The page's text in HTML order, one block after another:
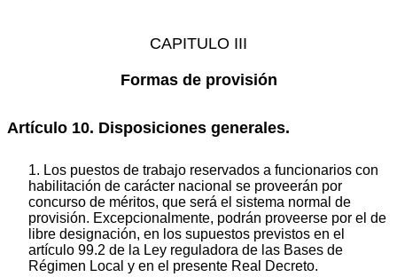
CAPITULO III
Formas de provisión
Artículo 10. Disposiciones generales.
1. Los puestos de trabajo reservados a funcionarios con
habilitación de carácter nacional se proveerán por
concurso de méritos, que será el sistema normal de
provisión. Excepcionalmente, podrán proveerse por el de
libre designación, en los supuestos previstos en el
artículo 99.2 de la Ley reguladora de las Bases de
Régimen Local y en el presente Real Decreto.